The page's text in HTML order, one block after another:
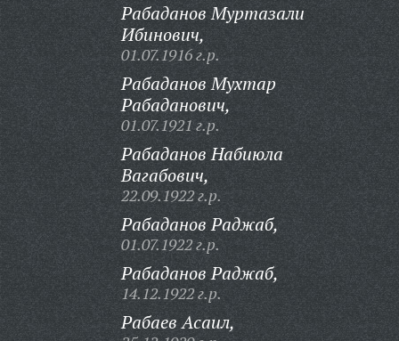
Рабаданов Муртазали
Ибинович,
01.07.1916 г.р.
Рабаданов Мухтар
Рабаданович,
01.07.1921 г.р.
Рабаданов Набиюла
Вагабович,
22.09.1922 г.р.
Рабаданов Раджаб,
01.07.1922 г.р.
Рабаданов Раджаб,
14.12.1922 г.р.
Рабаев Асаил,